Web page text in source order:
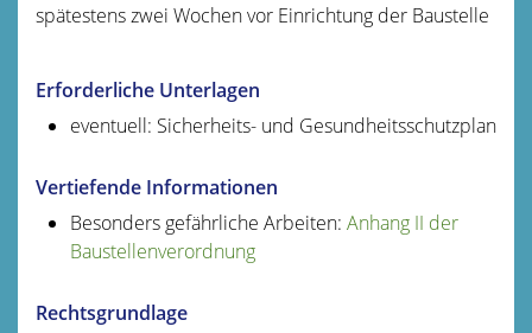
spätestens zwei Wochen vor Einrichtung der Baustelle
Erforderliche Unterlagen
eventuell: Sicherheits- und Gesundheitsschutzplan
Vertiefende Informationen
Besonders gefährliche Arbeiten: Anhang II der
Baustellenverordnung
Rechtsgrundlage